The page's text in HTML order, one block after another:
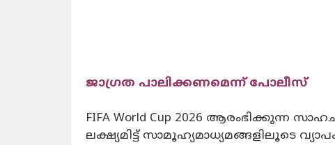
ജാഗ്രത പാലിക്കണമെന്ന് പോലീസ്
FIFA World Cup 2026
ലക്ഷ്യമിട്ട് സാമൂഹ്യമാധ്യമങ്ങളിലൂടെ